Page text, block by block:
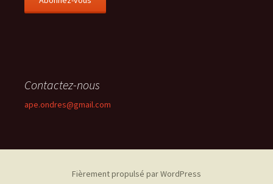
s
a
Contactez-nous
ape.ondres@gmail.com
Fièrement propulsé par WordPress